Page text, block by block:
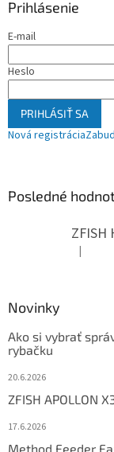
Prihlásenie
E-mail
Heslo
PRIHLÁSIŤ SA
Nová registrácia
Posledné
ZFISH
|
Novinky
Ako si vybrať
rybačku
20.6.2026
ZFISH APOLLON
17.6.2026
Method Feeder